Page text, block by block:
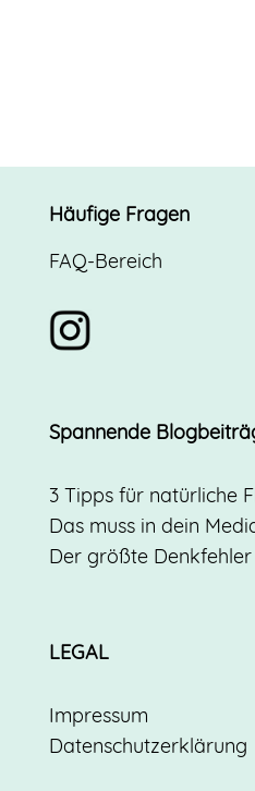
Häufige Fragen
FAQ-Bereich
Spannende
3 Tipps für natürliche
Das muss in dein
Der größte
LEGAL
Impressum
Datenschutzerklärung